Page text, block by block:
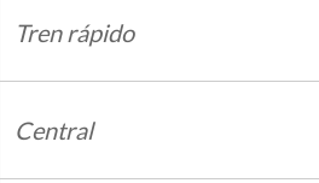
Tren rápido
Central